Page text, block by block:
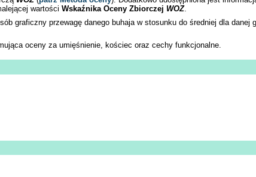
wartości Wskaźnika Oceny Zbiorczej WOZ.
graficzny przewagę danego buhaja w stosunku do średniej dla
oceny za umięśnienie, kościec oraz cechy funkcjonalne.